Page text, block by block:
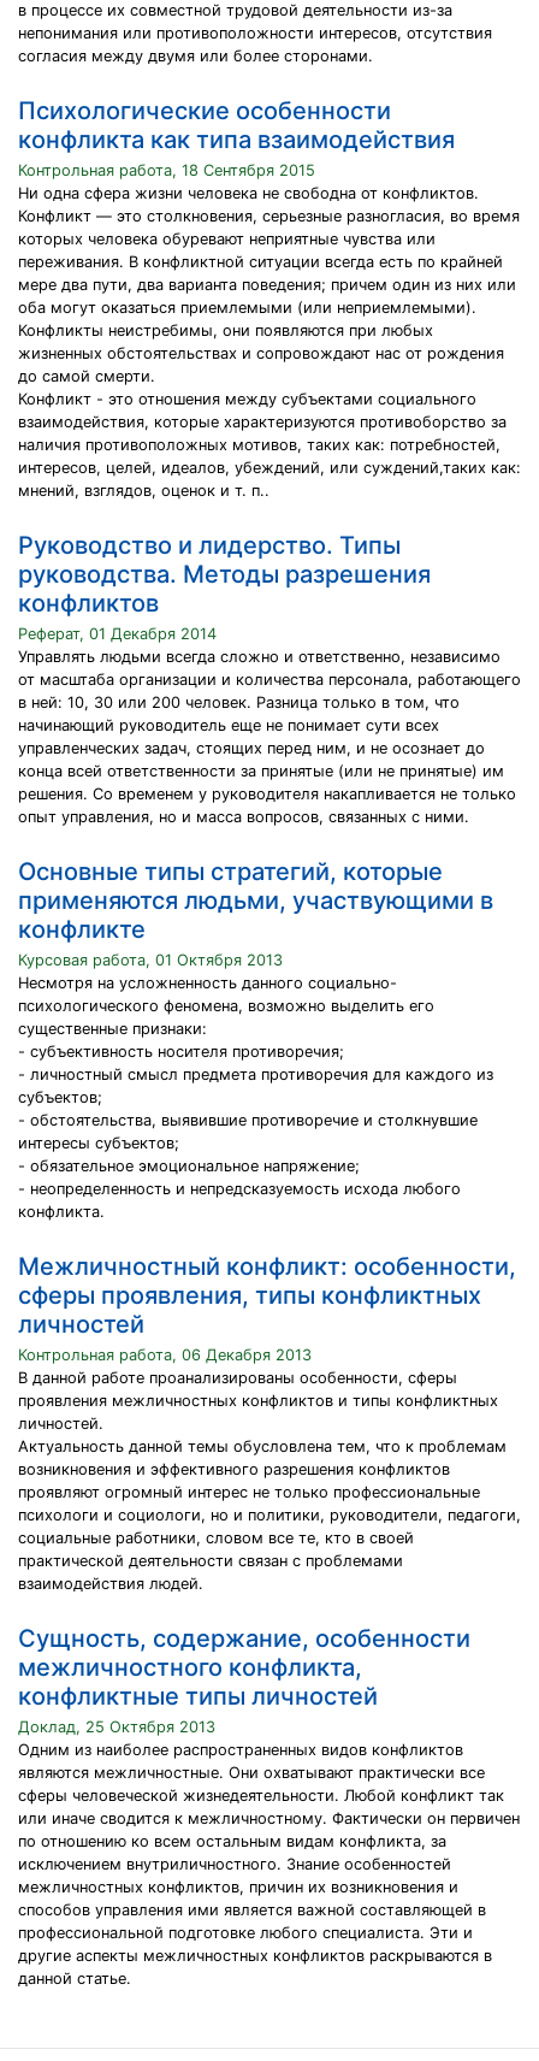
в процессе их совместной трудовой деятельности из-за
непонимания или противоположности интересов, отсутствия
согласия между двумя или более сторонами.
Психологические особенности
конфликта как типа взаимодействия
Контрольная работа, 18 Сентября 2015
Ни одна сфера жизни человека не свободна от конфликтов.
Конфликт — это столкновения, серьезные разногласия, во время
которых человека обуревают неприятные чувства или
переживания. В конфликтной ситуации всегда есть по крайней
мере два пути, два варианта поведения; причем один из них или
оба могут оказаться приемлемыми (или неприемлемыми).
Конфликты неистребимы, они появляются при любых
жизненных обстоятельствах и сопровождают нас от рождения
до самой смерти.
Конфликт - это отношения между субъектами социального
взаимодействия, которые характеризуются противоборство за
наличия противоположных мотивов, таких как: потребностей,
интересов, целей, идеалов, убеждений, или суждений,таких как:
мнений, взглядов, оценок и т. п..
Руководство и лидерство. Типы
руководства. Методы разрешения
конфликтов
Реферат, 01 Декабря 2014
Управлять людьми всегда сложно и ответственно, независимо
от масштаба организации и количества персонала, работающего
в ней: 10, 30 или 200 человек. Разница только в том, что
начинающий руководитель еще не понимает сути всех
управленческих задач, стоящих перед ним, и не осознает до
конца всей ответственности за принятые (или не принятые) им
решения. Со временем у руководителя накапливается не только
опыт управления, но и масса вопросов, связанных с ними.
Основные типы стратегий, которые
применяются людьми, участвующими в
конфликте
Курсовая работа, 01 Октября 2013
Несмотря на усложненность данного социально-
психологического феномена, возможно выделить его
существенные признаки:
- субъективность носителя противоречия;
- личностный смысл предмета противоречия для каждого из
субъектов;
- обстоятельства, выявившие противоречие и столкнувшие
интересы субъектов;
- обязательное эмоциональное напряжение;
- неопределенность и непредсказуемость исхода любого
конфликта.
Межличностный конфликт: особенности,
сферы проявления, типы конфликтных
личностей
Контрольная работа, 06 Декабря 2013
В данной работе проанализированы особенности, сферы
проявления межличностных конфликтов и типы конфликтных
личностей.
Актуальность данной темы обусловлена тем, что к проблемам
возникновения и эффективного разрешения конфликтов
проявляют огромный интерес не только профессиональные
психологи и социологи, но и политики, руководители, педагоги,
социальные работники, словом все те, кто в своей
практической деятельности связан с проблемами
взаимодействия людей.
Сущность, содержание, особенности
межличностного конфликта,
конфликтные типы личностей
Доклад, 25 Октября 2013
Одним из наиболее распространенных видов конфликтов
являются межличностные. Они охватывают практически все
сферы человеческой жизнедеятельности. Любой конфликт так
или иначе сводится к межличностному. Фактически он первичен
по отношению ко всем остальным видам конфликта, за
исключением внутриличностного. Знание особенностей
межличностных конфликтов, причин их возникновения и
способов управления ими является важной составляющей в
профессиональной подготовке любого специалиста. Эти и
другие аспекты межличностных конфликтов раскрываются в
данной статье.